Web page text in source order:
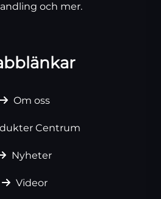
och mer.
Om oss
Centrum
Nyheter
Videor